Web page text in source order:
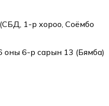
1-р хороо, Соёмбо
оны 6-р сарын 13 (Бямба)